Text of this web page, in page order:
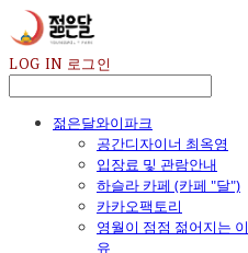
LOG IN 로그인
젊은달와이파크
공간디자이너 최옥영
입장료 및 관람안내
하슬라 카페 (카페 "달")
카카오팩토리
영월이 점점 젊어지는 이
유